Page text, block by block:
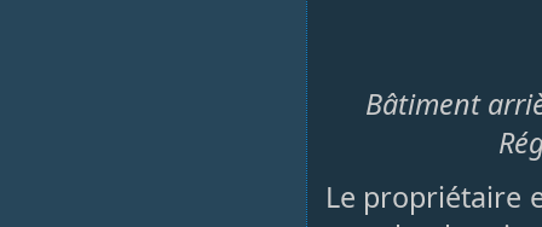
Bâtiment
Le propriétaire